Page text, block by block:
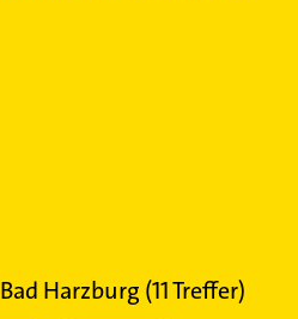
Bad Harzburg (11Treffer)